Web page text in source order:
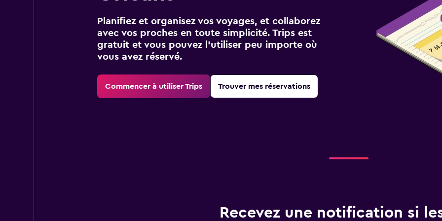
Planifiez et organisez vos voyages, et collaborez
avec vos proches en toute simplicité. Trips est
gratuit et vous pouvez l’utiliser peu importe où
vous avez réservé.
Commencer à utiliser Trips Trouver mes réservations
Recevez une notification si